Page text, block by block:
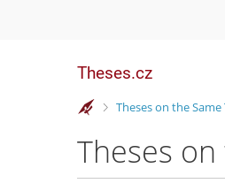
Theses.cz
>
Theses on the Same
Theses